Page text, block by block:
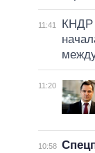
11:41
КНДР
11:20
10:58